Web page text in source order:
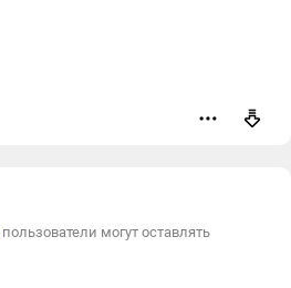
пользователи могут оставлять